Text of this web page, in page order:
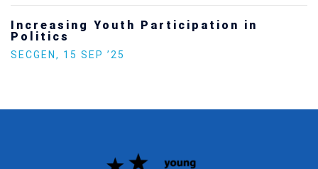
Increasing Youth Participation in
Politics
SECGEN , 15 SEP ’25